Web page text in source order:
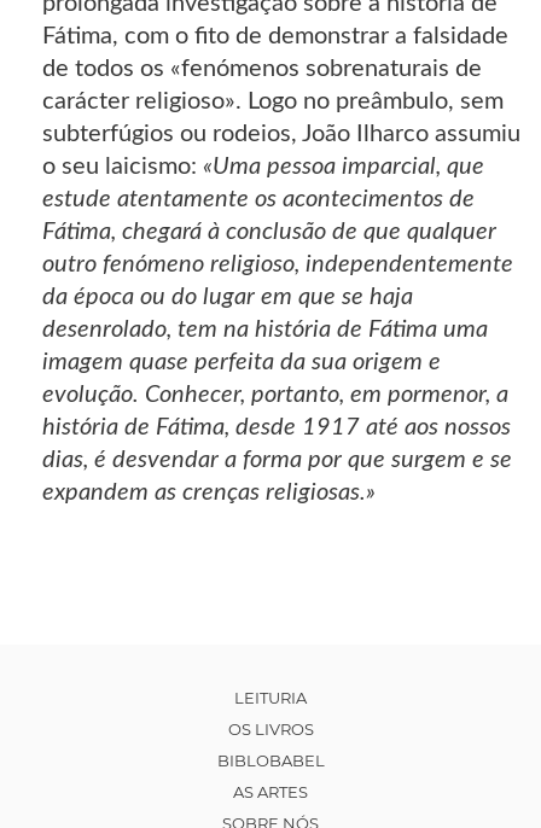
Fátima, com o fito de demonstrar a falsidade
de todos os «fenómenos sobrenaturais de
carácter religioso». Logo no preâmbulo, sem
subterfúgios ou rodeios, João Ilharco assumiu
o seu laicismo: «Uma pessoa imparcial, que
estude atentamente os acontecimentos de
Fátima, chegará à conclusão de que qualquer
outro fenómeno religioso, independentemente
da época ou do lugar em que se haja
desenrolado, tem na história de Fátima uma
imagem quase perfeita da sua origem e
evolução. Conhecer, portanto, em pormenor, a
história de Fátima, desde 1917 até aos nossos
dias, é desvendar a forma por que surgem e se
expandem as crenças religiosas.»
LEITURIA
OS LIVROS
BIBLOBABEL
AS ARTES
SOBRE NÓS